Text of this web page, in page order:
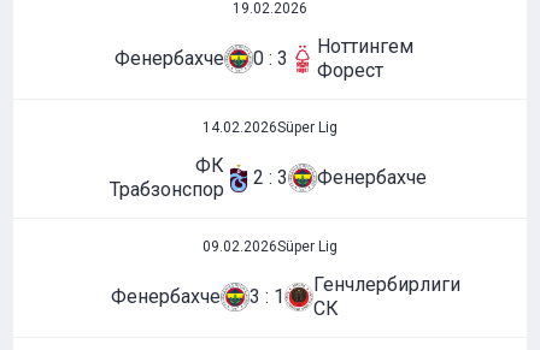
19.02.2026
Фенербахче 0 : 3
Ноттингем
Форест
14.02.2026Süper Lig
ФК
Трабзонспор
2 : 3 Фенербахче
09.02.2026Süper Lig
Фенербахче 3 : 1
Генчлербирлиги
СК